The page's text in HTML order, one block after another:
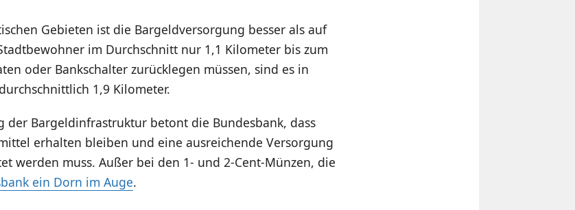
Gebieten ist die Bargeldversorgung besser als auf
im Durchschnitt nur 1,1 Kilometer bis zum
oder Bankschalter zurücklegen müssen, sind es in
1,9 Kilometer.
der Bargeldinfrastruktur betont die Bundesbank, dass
erhalten bleiben und eine ausreichende Versorgung
werden muss. Außer bei den 1- und 2-Cent-Münzen, die
ein Dorn im Auge.